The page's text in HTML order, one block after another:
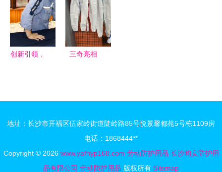
——专业防
护手套产品
全览
与科学管理
创新引领，
线与劳模工
门
三奇亮相
劳动防护用
品新趋势
地址：长沙市开福区伍家岭街道陡岭路85号悦景馨都苑5号栋1109房
电话：1868444**
Copyright © 2026 www.yafhyp168.com 劳动防护用品 长沙昀安防护用
品有限公司 劳动防护用品 版权所有 Sitemap